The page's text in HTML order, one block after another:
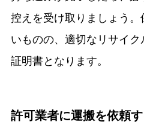
控えを受け取りましょう
いものの、適切なリサイ
証明書となります。
許可業者に運搬を依頼